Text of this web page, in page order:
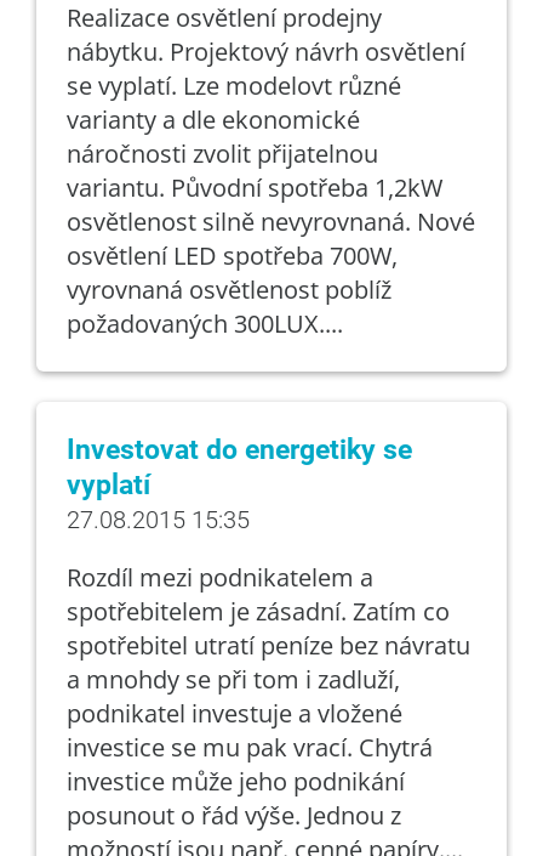
Realizace osvětlení prodejny
nábytku. Projektový návrh osvětlení
se vyplatí. Lze modelovt různé
varianty a dle ekonomické
náročnosti zvolit přijatelnou
variantu. Původní spotřeba 1,2kW
osvětlenost silně nevyrovnaná. Nové
osvětlení LED spotřeba 700W,
vyrovnaná osvětlenost poblíž
požadovaných 300LUX....
Investovat do energetiky se
vyplatí
27.08.2015 15:35
Rozdíl mezi podnikatelem a
spotřebitelem je zásadní. Zatím co
spotřebitel utratí peníze bez návratu
a mnohdy se při tom i zadluží,
podnikatel investuje a vložené
investice se mu pak vrací. Chytrá
investice může jeho podnikání
posunout o řád výše. Jednou z